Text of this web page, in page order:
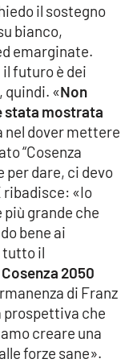
il sostegno
bianco,
emarginate.
il futuro è dei
quindi. «Non
stata mostrata
nel dover mettere
“Cosenza
per dare, ci devo
«Io
più grande che
bene ai
tutto il
Cosenza 2050
di Franz
prospettiva che
creare una
forze sane».